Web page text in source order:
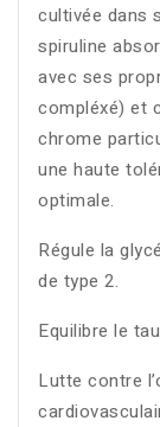
cultivée dans
spiruline
avec ses
compléxé) et
chrome
une haute
optimale.
Régule la
de type 2.
Equilibre le
Lutte contre